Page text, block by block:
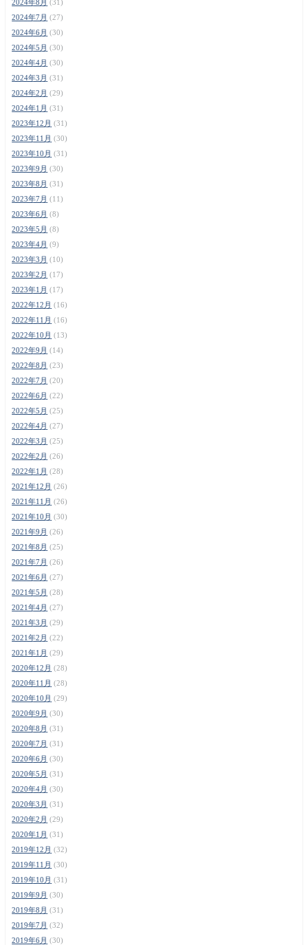
2024年8月 (31)
2024年7月 (27)
2024年6月 (30)
2024年5月 (30)
2024年4月 (30)
2024年3月 (31)
2024年2月 (29)
2024年1月 (31)
2023年12月 (31)
2023年11月 (30)
2023年10月 (31)
2023年9月 (30)
2023年8月 (31)
2023年7月 (11)
2023年6月 (8)
2023年5月 (8)
2023年4月 (9)
2023年3月 (10)
2023年2月 (17)
2023年1月 (17)
2022年12月 (16)
2022年11月 (16)
2022年10月 (13)
2022年9月 (14)
2022年8月 (23)
2022年7月 (20)
2022年6月 (22)
2022年5月 (25)
2022年4月 (27)
2022年3月 (25)
2022年2月 (26)
2022年1月 (28)
2021年12月 (26)
2021年11月 (26)
2021年10月 (30)
2021年9月 (26)
2021年8月 (25)
2021年7月 (26)
2021年6月 (27)
2021年5月 (28)
2021年4月 (27)
2021年3月 (29)
2021年2月 (22)
2021年1月 (29)
2020年12月 (28)
2020年11月 (28)
2020年10月 (29)
2020年9月 (30)
2020年8月 (31)
2020年7月 (31)
2020年6月 (30)
2020年5月 (31)
2020年4月 (30)
2020年3月 (31)
2020年2月 (29)
2020年1月 (31)
2019年12月 (32)
2019年11月 (30)
2019年10月 (31)
2019年9月 (30)
2019年8月 (31)
2019年7月 (32)
2019年6月 (30)